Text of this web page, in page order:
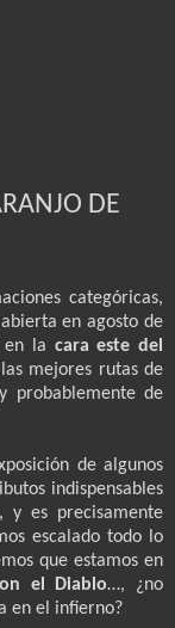
DE
categóricas,
en agosto de
en la cara este del
mejores rutas de
probablemente de
de algunos
indispensables
y es precisamente
escalado todo lo
que estamos en
el Diablo…, ¿no
en el infierno?